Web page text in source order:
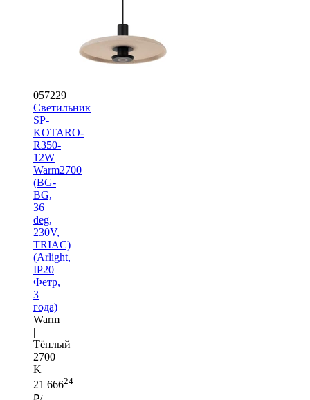
057229
Светильник
SP-
KOTARO-
R350-
12W
Warm2700
(BG-
BG,
36
deg,
230V,
TRIAC)
(Arlight,
IP20
Фетр,
3
года)
Warm
|
Тёплый
2700
K
21 66624